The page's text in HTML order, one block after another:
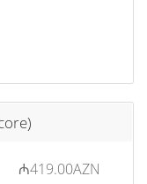
₼419.00AZN